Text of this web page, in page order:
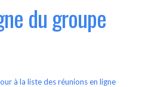
du groupe
à la liste des réunions en ligne